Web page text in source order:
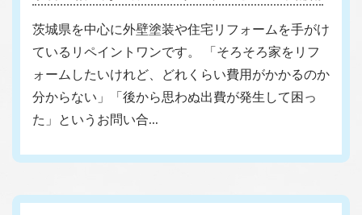
茨城県を中心に外壁塗装や住宅リフォームを手がけ
ているリペイントワンです。 「そろそろ家をリフ
ォームしたいけれど、どれくらい費用がかかるのか
分からない」「後から思わぬ出費が発生して困っ
た」というお問い合…